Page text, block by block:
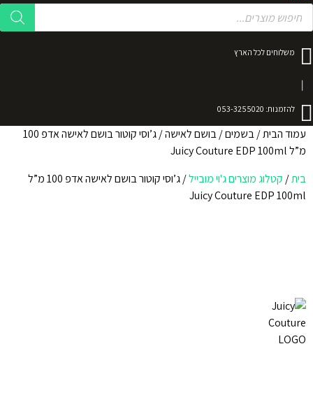
Products
search
משלוחים לכל הארץ
להזמנות: 053-3255020
עמוד הבית/בשמים/בושם לאישה
/ ג’וסי קוטור בושם לאישה אדפ 100
מ”ל Juicy Couture EDP 100ml
בית/ קטלוג מוצרים ג'וי מובייל/
ג’וסי קוטור בושם לאישה אדפ 100 מ”ל
Juicy Couture EDP 100ml